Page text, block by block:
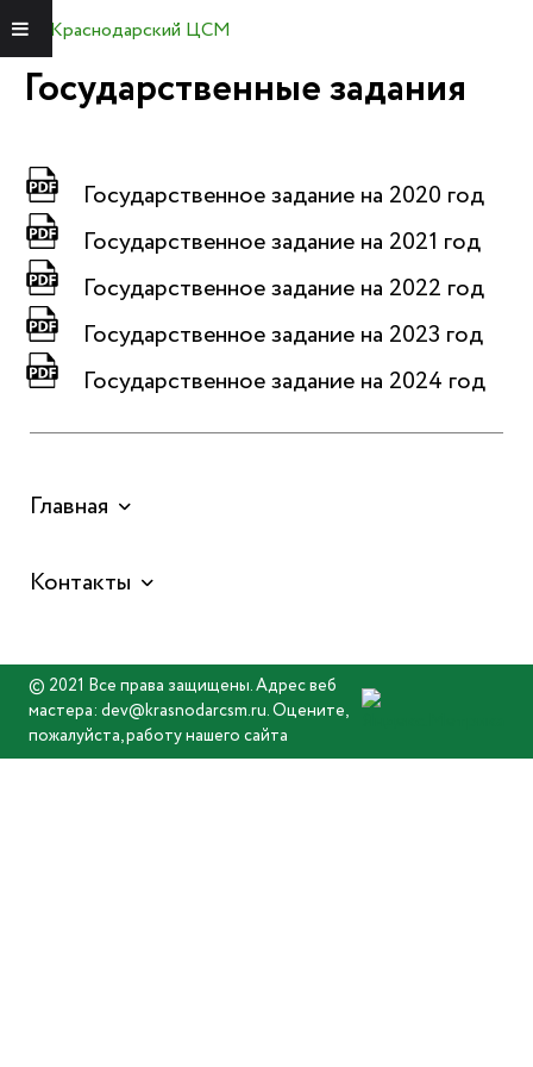
Государственные задания
Государственное задание на 2020 год
Государственное задание на 2021 год
Государственное задание на 2022 год
Государственное задание на 2023 год
Государственное задание на 2024 год
Главная
Контакты
© 2021 Все права защищены. Адрес веб
мастера: dev@krasnodarcsm.ru. Оцените,
пожалуйста, работу нашего сайта
Краснодарский ЦСМ